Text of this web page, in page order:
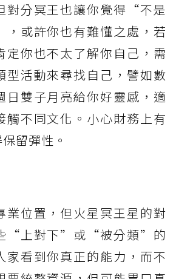
對分冥王也讓你覺得“不是
或許你也有難懂之處，若
定你也不太了解你自己，需
型活動來尋找自己，譬如數
日雙子月亮給你好靈感，適
觸不同文化。小心財務上有
留彈性。
業位置，但火星冥王星的對
“上對下”或“被分類”的
家看到你真正的能力，而不